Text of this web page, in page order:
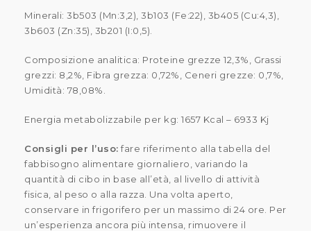
Minerali: 3b503 (Mn:3,2), 3b103 (Fe:22), 3b405 (Cu:4,3),
3b603 (Zn:35), 3b201 (I:0,5).
Composizione analitica: Proteine grezze 12,3%, Grassi
grezzi: 8,2%, Fibra grezza: 0,72%, Ceneri grezze: 0,7%,
Umidità: 78,08%.
Energia metabolizzabile per kg: 1657 Kcal – 6933 Kj
Consigli per l’uso: fare riferimento alla tabella del
fabbisogno alimentare giornaliero, variando la
quantità di cibo in base all’età, al livello di attività
fisica, al peso o alla razza. Una volta aperto,
conservare in frigorifero per un massimo di 24 ore. Per
un’esperienza ancora più intensa, rimuovere il